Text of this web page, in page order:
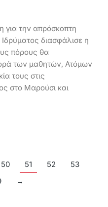
για την απρόσκοπτη
Ιδρύματος διασφάλισε η
πόρους θα
των μαθητών, Ατόμων
τους στις
στο Μαρούσι και
50 51 52
53
→